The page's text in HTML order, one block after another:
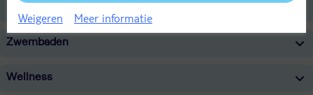
Restaurants/Bars
Zwembaden
Wellness
Weigeren Meer informatie